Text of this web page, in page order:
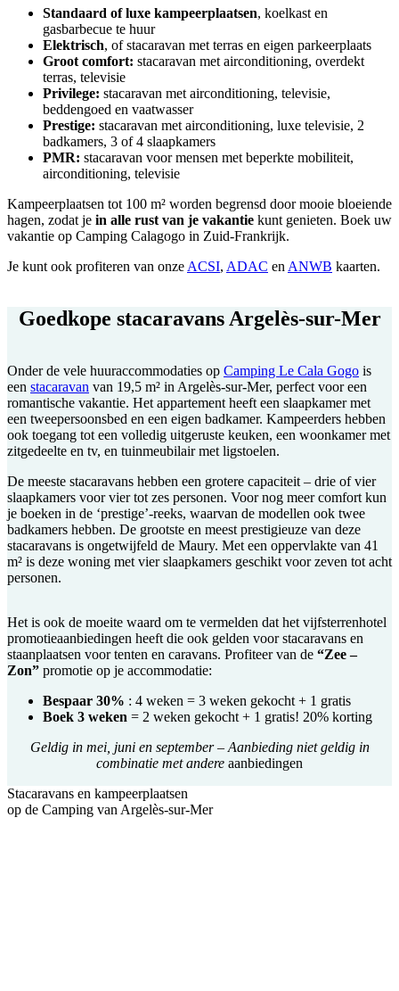
Standaard of luxe kampeerplaatsen, koelkast en
gasbarbecue te huur
Elektrisch, of stacaravan met terras en eigen parkeerplaats
Groot comfort: stacaravan met airconditioning, overdekt
terras, televisie
Privilege: stacaravan met airconditioning, televisie,
beddengoed en vaatwasser
Prestige: stacaravan met airconditioning, luxe televisie, 2
badkamers, 3 of 4 slaapkamers
PMR: stacaravan voor mensen met beperkte mobiliteit,
airconditioning, televisie
Kampeerplaatsen tot 100 m² worden begrensd door mooie bloeiende
hagen, zodat je in alle rust van je vakantie kunt genieten. Boek uw
vakantie op Camping Calagogo in Zuid-Frankrijk.
Je kunt ook profiteren van onze ACSI, ADAC en ANWB kaarten.
Goedkope stacaravans Argelès-sur-Mer
Onder de vele huuraccommodaties op Camping Le Cala Gogo is
een stacaravan van 19,5 m² in Argelès-sur-Mer, perfect voor een
romantische vakantie. Het appartement heeft een slaapkamer met
een tweepersoonsbed en een eigen badkamer. Kampeerders hebben
ook toegang tot een volledig uitgeruste keuken, een woonkamer met
zitgedeelte en tv, en tuinmeubilair met ligstoelen.
De meeste stacaravans hebben een grotere capaciteit – drie of vier
slaapkamers voor vier tot zes personen. Voor nog meer comfort kun
je boeken in de ‘prestige’-reeks, waarvan de modellen ook twee
badkamers hebben. De grootste en meest prestigieuze van deze
stacaravans is ongetwijfeld de Maury. Met een oppervlakte van 41
m² is deze woning met vier slaapkamers geschikt voor zeven tot acht
personen.
Het is ook de moeite waard om te vermelden dat het vijfsterrenhotel
promotieaanbiedingen heeft die ook gelden voor stacaravans en
staanplaatsen voor tenten en caravans. Profiteer van de “Zee –
Zon” promotie op je accommodatie:
Bespaar 30% : 4 weken = 3 weken gekocht + 1 gratis
Boek 3 weken = 2 weken gekocht + 1 gratis! 20% korting
Geldig in mei, juni en september– Aanbieding niet geldig in
combinatie met andere aanbiedingen
Stacaravans en kampeerplaatsen
op de Camping van Argelès-sur-Mer